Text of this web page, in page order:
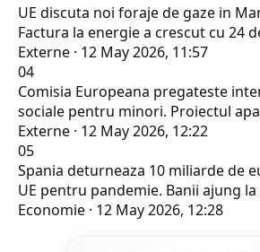
UE discuta noi foraje de gaze in
Factura la energie a crescut cu 24
Externe · 12 May 2026, 11:57
04
Comisia Europeana pregateste
sociale pentru minori. Proiectul
Externe · 12 May 2026, 12:22
05
Spania deturneaza 10 miliarde de
UE pentru pandemie. Banii ajung
Economie · 12 May 2026, 12:28